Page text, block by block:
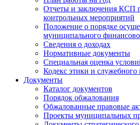
Отчеты и заключения КСП
контрольных мероприятий
Положение о порядке
муниципального
Сведения о доходах
Нормативные документы
Специальная оценка
Кодекс этики и служебного
Документы
Каталог документов
Порядок обжалования
Обжалованные правовые
Проекты муниципальных